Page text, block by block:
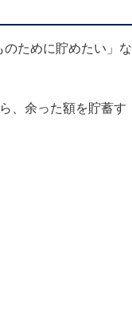
のために貯めたい」な
、余った額を貯蓄す